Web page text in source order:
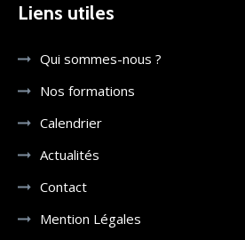
Liens utiles
Qui sommes-nous ?
Nos formations
Calendrier
Actualités
Contact
Mention Légales